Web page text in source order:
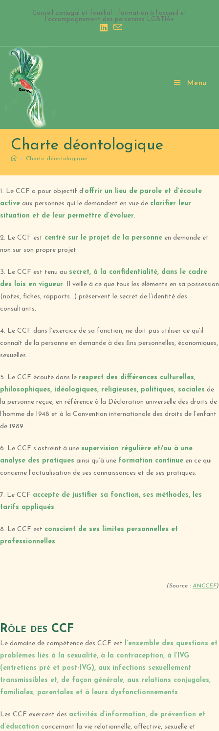
Conseil conjugal et familial - formation à l'accueil et
l'accompagnement des personnes LGBTIA+
Menu
Charte déontologique
> Charte déontologique
1. Le CCF a pour objectif d’offrir un lieu de parole et d’écoute
active aux personnes qui le demandent en vue de clarifier leur
situation et de leur permettre d’évoluer.
2. Le CCF est centré sur le projet de la personne en demande et
non sur son propre projet.
3. Le CCF est tenu au secret, à la confidentialité, dans le cadre
des lois en vigueur. Il veille à ce que tous les éléments en sa possession
(notes, fiches, rapports…) préservent le secret de l’identité des
consultants.
4. Le CCF dans l’exercice de sa fonction, ne doit pas utiliser ce qu’il
connaît de la personne en demande à des ﬁns personnelles, économiques,
sexuelles…
5. Le CCF écoute dans le respect des différences culturelles,
philosophiques, idéologiques, religieuses, politiques, sociales de
la personne reçue, en référence à la Déclaration universelle des droits de
l’homme de 1948 et à la Convention internationale des droits de l’enfant
de 1989.
6. Le CCF s’astreint à une supervision régulière et/ou à une
analyse des pratiques ainsi qu’à une formation continue en ce qui
concerne l’actualisation de ses connaissances et de ses pratiques.
7. Le CCF accepte de justifier sa fonction, ses méthodes, les
tarifs appliqués.
8. Le CCF est conscient de ses limites personnelles et
professionnelles.
(Source : ANCCEF)
Rôle des CCF
Le domaine de compétence des CCF est l’ensemble des questions et
problèmes liés à la sexualité, à la contraception, à l’IVG
(entretiens pré et post-IVG), aux infections sexuellement
transmissibles et, de façon générale, aux relations conjugales,
familiales, parentales et à leurs dysfonctionnements.
Les CCF exercent des activités d’information, de prévention et
d’éducation concernant la vie relationnelle, affective, sexuelle et